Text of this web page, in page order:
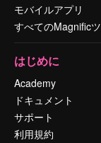
モバイルアプリ
すべてのMagnific
はじめに
Academy
ドキュメント
サポート
利用規約